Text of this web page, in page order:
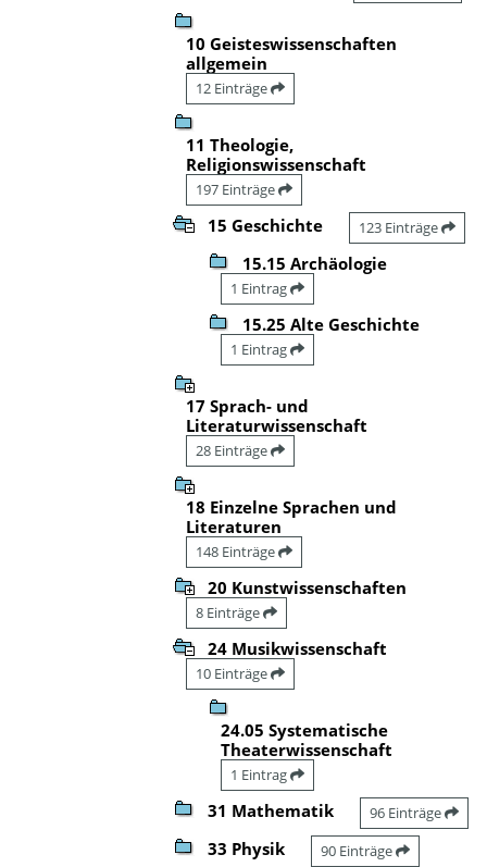
10 Geisteswissenschaften
allgemein
12 Einträge
11 Theologie,
Religionswissenschaft
197 Einträge
15 Geschichte 123 Einträge
15.15 Archäologie
1 Eintrag
15.25 Alte Geschichte
1 Eintrag
17 Sprach- und
Literaturwissenschaft
28 Einträge
18 Einzelne Sprachen und
Literaturen
148 Einträge
20 Kunstwissenschaften
8 Einträge
24 Musikwissenschaft
10 Einträge
24.05 Systematische
Theaterwissenschaft
1 Eintrag
31 Mathematik 96 Einträge
33 Physik 90 Einträge